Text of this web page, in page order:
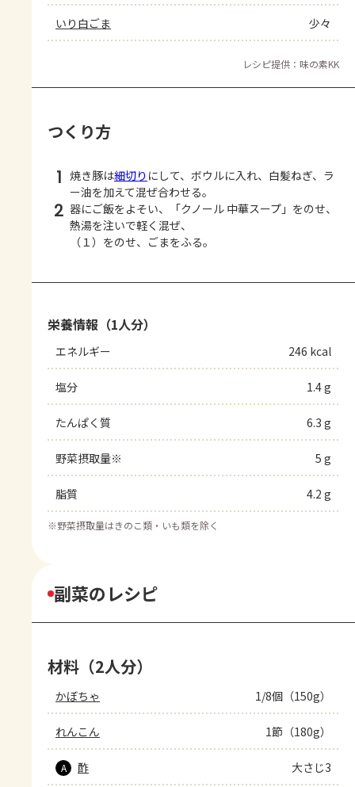
いり白ごま 少々
レシピ提供：味の素KK
つくり方
1 焼き豚は細切り にして、ボウルに入れ、白髪ねぎ、ラ
ー油を加えて混ぜ合わせる。
2 器にご飯をよそい、「クノール 中華スープ」をのせ、
熱湯を注いで軽く混ぜ、
（１）をのせ、ごまをふる。
栄養情報（1人分）
エネルギー 246 kcal
塩分 1.4 g
たんぱく質 6.3 g
野菜摂取量※ 5 g
脂質 4.2 g
※野菜摂取量はきのこ類・いも類を除く
副菜のレシピ
材料（2人分）
かぼちゃ 1/8個（150g）
れんこん 1節（180g）
A 酢 大さじ3